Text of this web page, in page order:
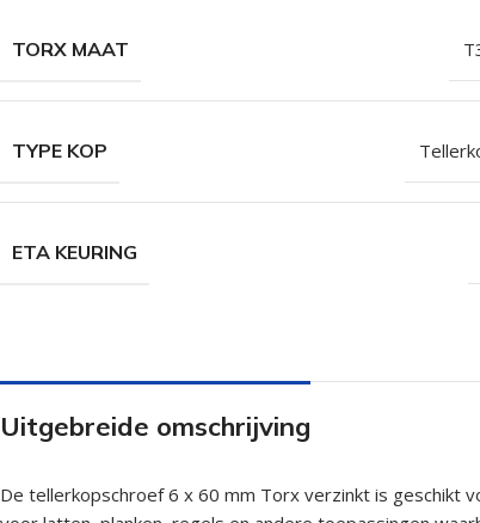
Populaire merken
TORX MAAT
TYPE KOP
ETA KEURING
Uitgebreide omschrijving
De tellerkopschroef 6 x 60 mm Torx verzinkt is geschikt